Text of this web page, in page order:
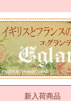
新入荷商品